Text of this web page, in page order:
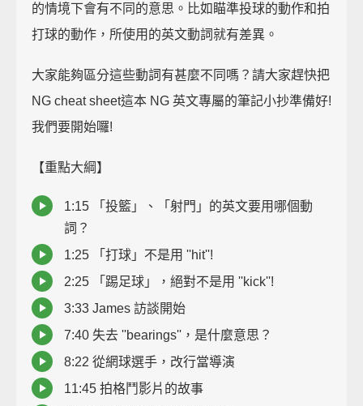
的情境下會有不同的意思。比如瞄準投球的動作和拍
打球的動作，所使用的英文動詞就有差異。
大家能夠區分這些動詞有甚麼不同嗎？請大家趕快把
NG cheat sheet這本 NG 英文專屬的筆記小抄準備好!
我們要開始囉!
【重點大綱】
1:15 「投籃」、「射門」的英文要用哪個動
詞？
1:25 「打球」不是用 ''hit''!
2:25 「踢足球」，絕對不是用 ''kick''!
3:33 James 訪談開始
7:40 失去 ''bearings''，是什麼意思？
8:22 從網球選手，改行當導演
11:45 拍格鬥影片的故事